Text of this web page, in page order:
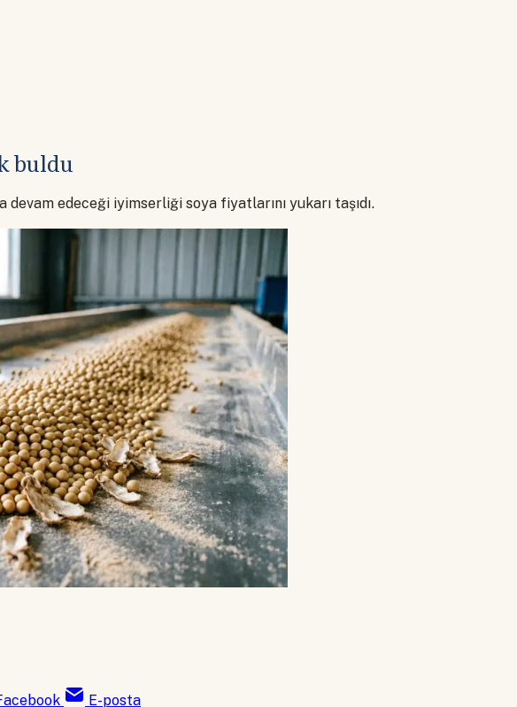
buldu
edeceği iyimserliği soya fiyatlarını yukarı taşıdı.
E-posta